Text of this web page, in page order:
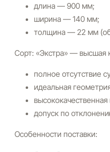
длина — 900 мм;
ширина — 140 мм;
толщина — 22 мм
Сорт: «Экстра» — высшая
полное отсутствие
идеальная
допуск по
Особенности поставки: